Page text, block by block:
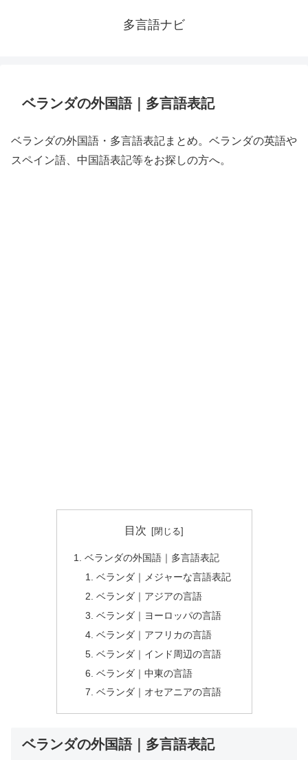
多言語ナビ
ベランダの外国語｜多言語表記
ベランダの外国語・多言語表記まとめ。ベランダの英語や
スペイン語、中国語表記等をお探しの方へ。
目次
ベランダの外国語｜多言語表記
ベランダ｜メジャーな言語表記
ベランダ｜アジアの言語
ベランダ｜ヨーロッパの言語
ベランダ｜アフリカの言語
ベランダ｜インド周辺の言語
ベランダ｜中東の言語
ベランダ｜オセアニアの言語
ベランダの外国語｜多言語表記